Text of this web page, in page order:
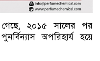
গেছে, ২০১৫ সালের পর
অপরিহার্য হয়ে